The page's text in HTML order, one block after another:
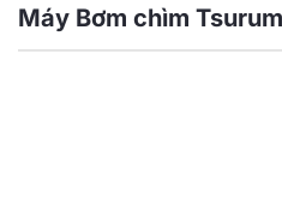
Máy Bơm chìm